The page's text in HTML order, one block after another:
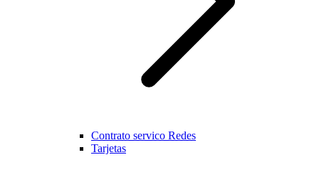
Contrato servico Redes
Tarjetas